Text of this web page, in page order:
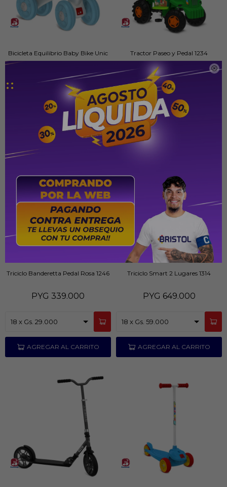

Bicicleta Equilibrio Baby Bike Unic
1145
199.000
Tractor Paseo y Pedal 1234
PYG 639.000
Triciclo Banderetta Pedal Rosa 1246
PYG 339.000
Triciclo Smart 2 Lugares 1314
PYG 649.000